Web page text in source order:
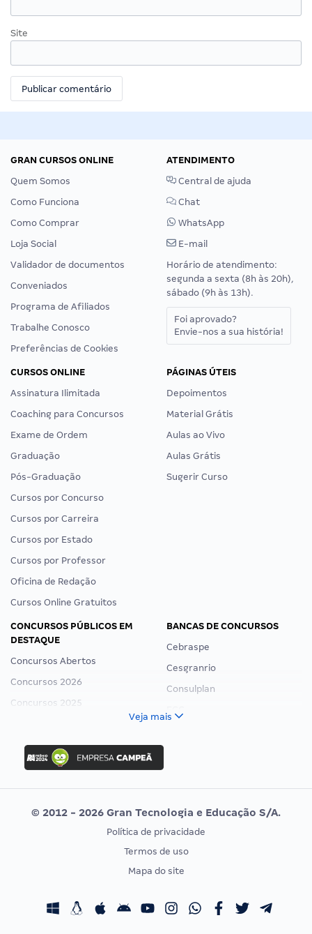
Site
GRAN CURSOS ONLINE
Quem Somos
Como Funciona
Como Comprar
Loja Social
Validador de documentos
Conveniados
Programa de Afiliados
Trabalhe Conosco
Preferências de Cookies
ATENDIMENTO
Central de ajuda
Chat
WhatsApp
E-mail
Horário de atendimento:
segunda a sexta (8h às 20h),
sábado (9h às 13h).
Foi aprovado?
Envie-nos a sua história!
CURSOS ONLINE
Assinatura Ilimitada
Coaching para Concursos
Exame de Ordem
Graduação
Pós-Graduação
Cursos por Concurso
Cursos por Carreira
Cursos por Estado
Cursos por Professor
Oficina de Redação
Cursos Online Gratuitos
PÁGINAS ÚTEIS
Depoimentos
Material Grátis
Aulas ao Vivo
Aulas Grátis
Sugerir Curso
CONCURSOS PÚBLICOS EM
DESTAQUE
Concursos Abertos
Concursos 2026
Concursos 2025
Concurso Nacional Unificado
Concurso Ibama
Concurso MPU
Editais publicados
BANCAS DE CONCURSOS
Cebraspe
Cesgranrio
Consulplan
Vunesp
CONCURSOS POR PROFISSÃO
Concursos Fiscais
EXAME DE ORDEM
Calendário OAB
Veja mais
© 2012 - 2026 Gran Tecnologia e Educação S/A.
Política de privacidade
Termos de uso
Mapa do site